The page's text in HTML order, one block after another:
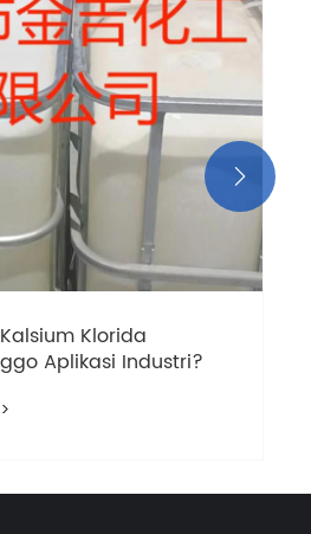
Klorida
Aplikasi Industri?
